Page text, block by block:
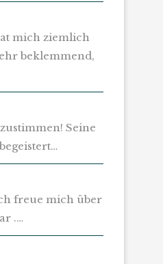
mich ziemlich
beklemmend,
Seine
freue mich über
.…